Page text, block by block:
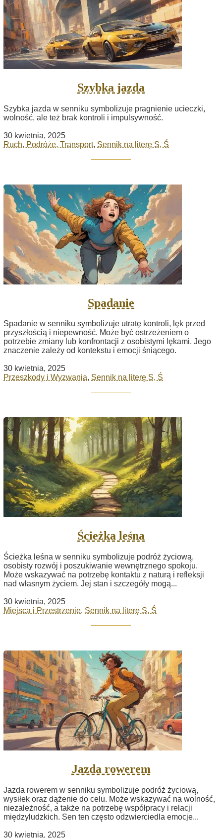
Szybka jazda
Szybka jazda w senniku symbolizuje pragnienie ucieczki,
wolność, ale też brak kontroli i impulsywność.
30 kwietnia, 2025
Ruch, Podróże, Transport, Sennik na literę S, Ś
Spadanie
Spadanie w senniku symbolizuje utratę kontroli, lęk przed
przyszłością i niepewność. Może być ostrzeżeniem o
potrzebie zmiany lub konfrontacji z osobistymi lękami. Jego
znaczenie zależy od kontekstu i emocji śniącego.
30 kwietnia, 2025
Przeszkody i Wyzwania, Sennik na literę S, Ś
Ścieżka leśna
Ścieżka leśna w senniku symbolizuje podróż życiową,
osobisty rozwój i poszukiwanie wewnętrznego spokoju.
Może wskazywać na potrzebę kontaktu z naturą i refleksji
nad własnym życiem. Jej stan i szczegóły mogą...
30 kwietnia, 2025
Miejsca i Przestrzenie, Sennik na literę S, Ś
Jazda rowerem
Jazda rowerem w senniku symbolizuje podróż życiową,
wysiłek oraz dążenie do celu. Może wskazywać na wolność,
niezależność, a także na potrzebę współpracy i relacji
międzyludzkich. Sen ten często odzwierciedla emocje...
30 kwietnia, 2025